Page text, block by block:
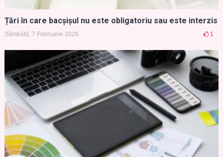
Țări în care bacșișul nu este obligatoriu sau este interzis
Sâmbătă, 7 Februarie 2026 1